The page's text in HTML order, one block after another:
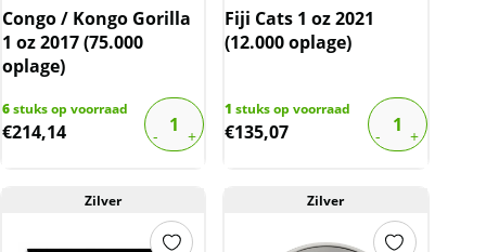
Congo / Kongo Gorilla
1 oz 2017 (75.000
oplage)
6stuks op voorraad
€214,14
Fiji Cats 1 oz 2021
(12.000 oplage)
1 stuks op voorraad
€135,07
Zilver Zilver